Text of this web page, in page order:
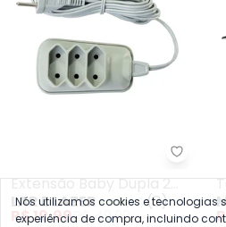
Lar e
Extensão Baby Dupla 2
Metros
LAR E LAZER (3)
R$ 19,99R$ 49,99
Nós utilizamos cookies e tecnologias
experiência de compra, incluindo